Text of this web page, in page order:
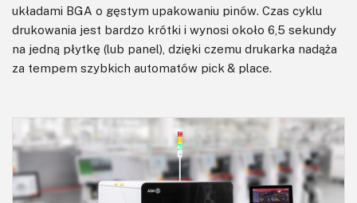
układami BGA o gęstym upakowaniu pinów. Czas cyklu
drukowania jest bardzo krótki i wynosi około 6,5 sekundy
na jedną płytkę (lub panel), dzięki czemu drukarka nadąża
za tempem szybkich automatów pick & place.